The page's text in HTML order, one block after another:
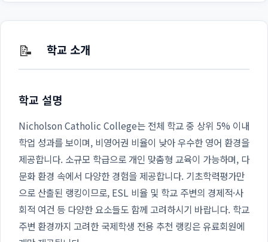
📝 학교 소개
학교 설명
Nicholson Catholic College는 전체 학교 중 상위 5% 이내
학업 성과를 보이며, 비영어권 비율이 낮아 우수한 영어 환경을
제공합니다. 소규모 학급으로 개인 맞춤형 교육이 가능하며, 다
문화 환경 속에서 다양한 경험을 제공합니다. 기초학력평가만
으로 산출된 랭킹이므로, ESL 비율 및 학교 주변의 경제적·사
회적 여건 등 다양한 요소들도 함께 고려하시기 바랍니다. 학교
주변 환경까지 고려한 국제학생 전용 추천 랭킹은 유료회원에